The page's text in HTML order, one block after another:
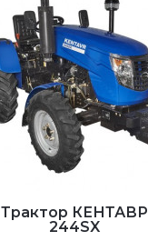
Трактор КЕНТАВР
244SX